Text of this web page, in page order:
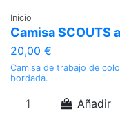
Inicio
Camisa SCOUTS
20,00 €
Camisa de trabajo de
bordada.
Añadir